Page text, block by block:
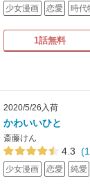
少女漫画 恋愛 時代
1話無料
2020/5/26入荷
かわいいひと
斎藤けん
4.3
少女漫画 恋愛 純愛